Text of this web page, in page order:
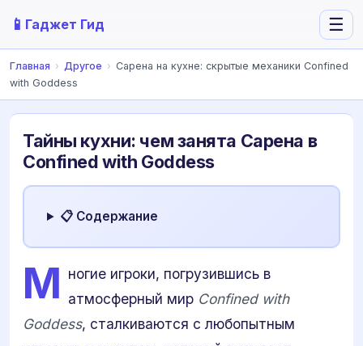
📱 Гаджет Гид ☰
Главная › Другое › Сарена на кухне: скрытые механики Confined
with Goddess
Тайны кухни: чем занята Сарена в
Confined with Goddess
📋 Содержание
М ногие игроки, погрузившись в
атмосферный мир Confined with
Goddess, сталкиваются с любопытным